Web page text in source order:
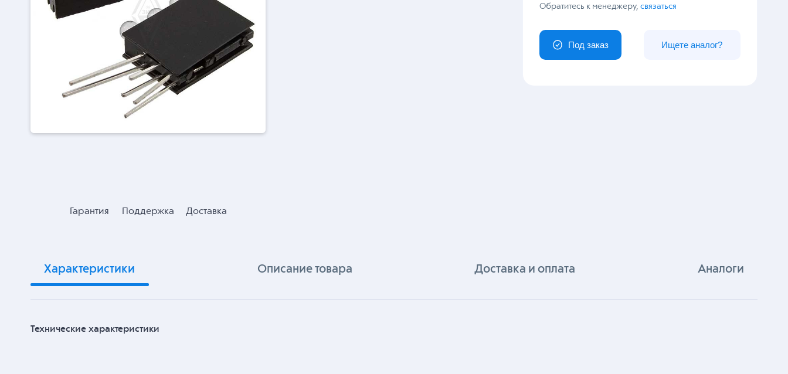
Гарантия Поддержка Доставка
Обратитесь к менеджеру,связаться
Под заказ Ищете аналог?
Характеристики Описание товара Доставка и оплата Аналоги
Технические характеристики